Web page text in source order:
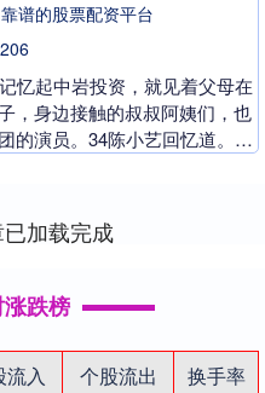
谱的股票配资平台
忆起中岩投资，就见着父母在
，身边接触的叔叔阿姨们，也
的演员。34陈小艺回忆道。父
加载完成
跌榜
流入 个股流出
换手率